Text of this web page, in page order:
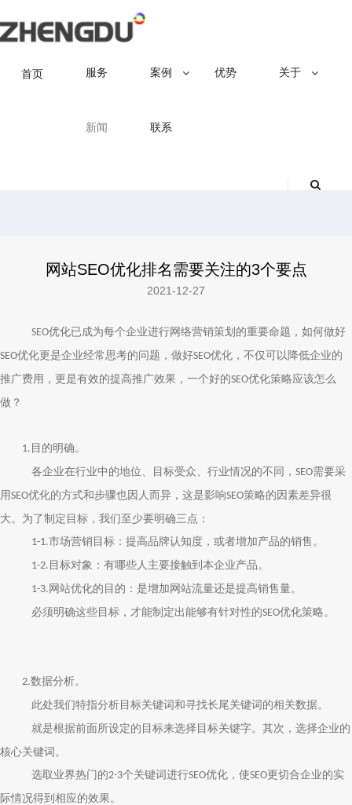
首页 服务 案例 优势 关于
新闻 联系
网站SEO优化排名需要关注的3个要点
2021-12-27
SEO优化已成为每个企业进行网络营销策划的重要命题，如何做好
SEO优化更是企业经常思考的问题，做好SEO优化，不仅可以降低企业的
推广费用，更是有效的提高推广效果，一个好的SEO优化策略应该怎么
做？
1. 目的明确。
各企业在行业中的地位、目标受众、行业情况的不同， SEO需要采
用SEO优化的方式和步骤也因人而异，这是影响SEO策略的因素差异很
大。 为了制定目标，我们至少要明确三点：
1-1.市场营销目标：提高品牌认知度，或者增加产品的销售。
1-2. 目标对象：有哪些人主要接触到本企业产品。
1-3. 网站优化的目的：是增加网站流量还是提高销售量。
必须明确这些目标，才能制定出能够有针对性的SEO优化策略。
2.数据分析。
此处我们特指分析目标关键词和寻找长尾关键词的相关数据。
就是根据前面所设定的目标来选择目标关键字。其次，选择企业的
核心关键词。
选取业界热门的2-3个关键词进行SEO优化，使SEO更切合企业的实
际情况得到相应的效果。